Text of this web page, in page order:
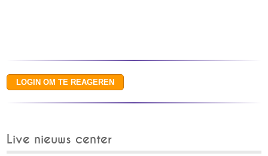
Live nieuws center